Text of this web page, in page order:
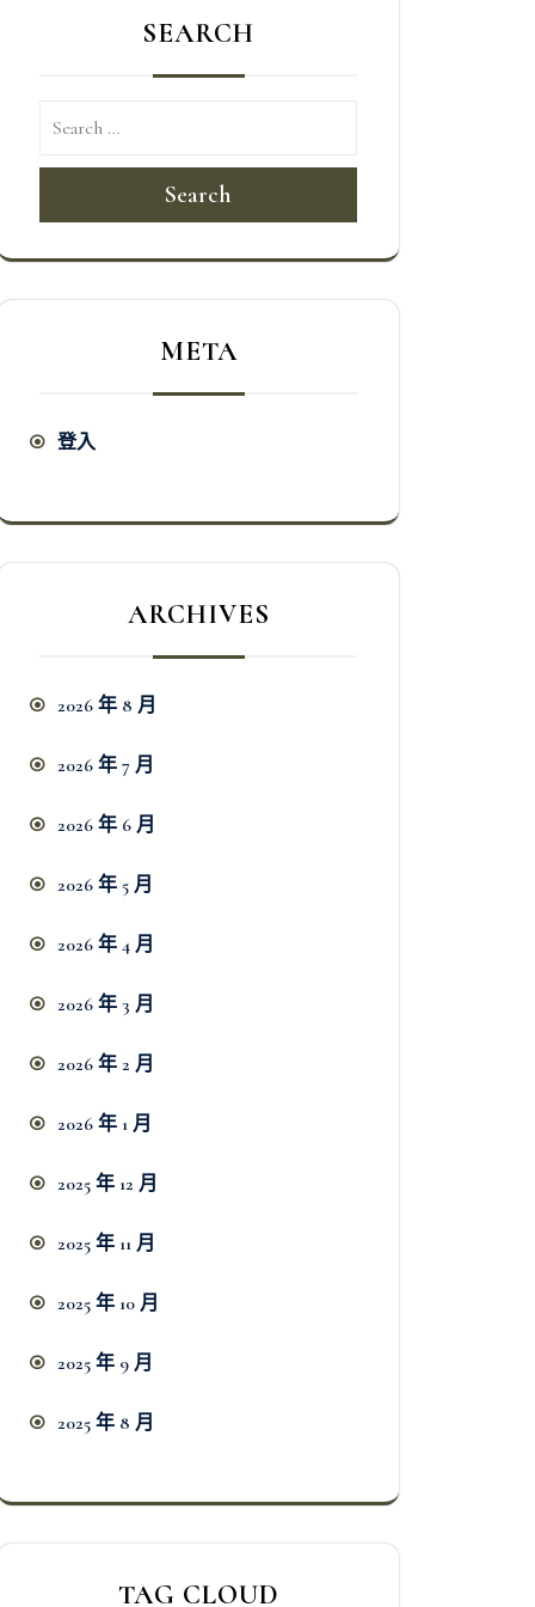
SEARCH
Search
META
登入
ARCHIVES
2026 年 8 月
2026 年 7 月
2026 年 6 月
2026 年 5 月
2026 年 4 月
2026 年 3 月
2026 年 2 月
2026 年 1 月
2025 年 12 月
2025 年 11 月
2025 年 10 月
2025 年 9 月
2025 年 8 月
TAG CLOUD